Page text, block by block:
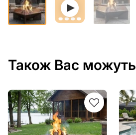
Також Вас можуть